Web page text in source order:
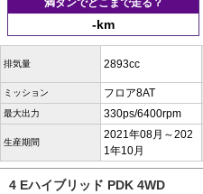
満タンでどこまで走る？
-km
排気量 2893cc
ミッション フロア8AT
最大出力 330ps/6400rpm
生産期間
2021年08月～202
1年10月
4 Eハイブリッド PDK 4WD